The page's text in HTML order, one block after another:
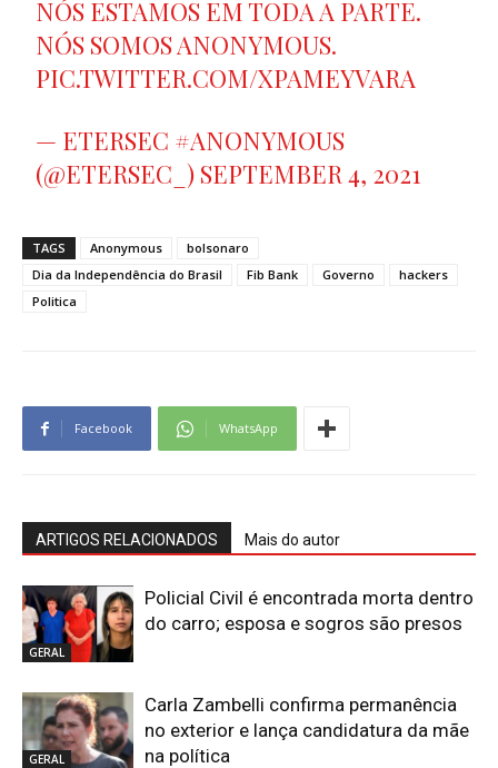
NÓS ESTAMOS EM TODA A PARTE.
NÓS SOMOS ANONYMOUS.
PIC.TWITTER.COM/XPAMEYVARA
— ETERSEC #ANONYMOUS
(@ETERSEC_) SEPTEMBER 4, 2021
TAGS Anonymous
bolsonaro
Dia da Independência do Brasil
Fib Bank Governo
hackers
Politica
Facebook WhatsApp
ARTIGOS RELACIONADOS Mais do autor
GERAL
Policial Civil é encontrada morta dentro
do carro; esposa e sogros são presos
GERAL
Carla Zambelli confirma permanência
no exterior e lança candidatura da mãe
na política